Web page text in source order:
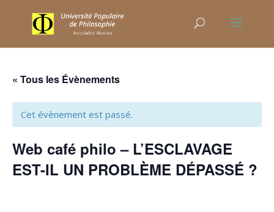
« Tous les Évènements
Cet évènement est passé.
Web café philo – L’ESCLAVAGE
EST-IL UN PROBLÈME DÉPASSÉ ?